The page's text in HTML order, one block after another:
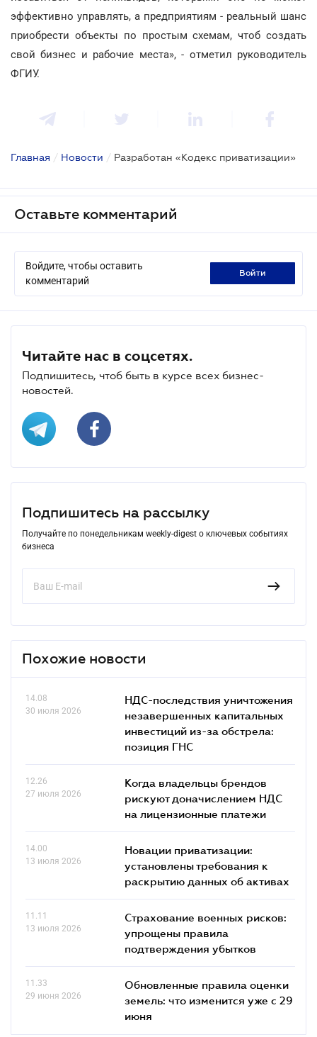
эффективно управлять, а предприятиям - реальный шанс
приобрести объекты по простым схемам, чтоб создать
свой бизнес и рабочие места», - отметил руководитель
ФГИУ.
Главная / Новости / Разработан «Кодекс приватизации»
Оставьте комментарий
Войдите, чтобы оставить
комментарий
войти
Читайте нас в соцсетях.
Подпишитесь, чтоб быть в курсе всех бизнес-
новостей.
Подпишитесь на рассылку
Получайте по понедельникам weekly-digest о ключевых событиях
бизнеса
Похожие новости
14.08
30 июля 2026
НДС-последствия уничтожения
незавершенных капитальных
инвестиций из-за обстрела:
позиция ГНС
12.26
27 июля 2026
Когда владельцы брендов
рискуют доначислением НДС
на лицензионные платежи
14.00
13 июля 2026
Новации приватизации:
установлены требования к
раскрытию данных об активах
11.11
13 июля 2026
Страхование военных рисков:
упрощены правила
подтверждения убытков
11.33
29 июня 2026
Обновленные правила оценки
земель: что изменится уже с 29
июня